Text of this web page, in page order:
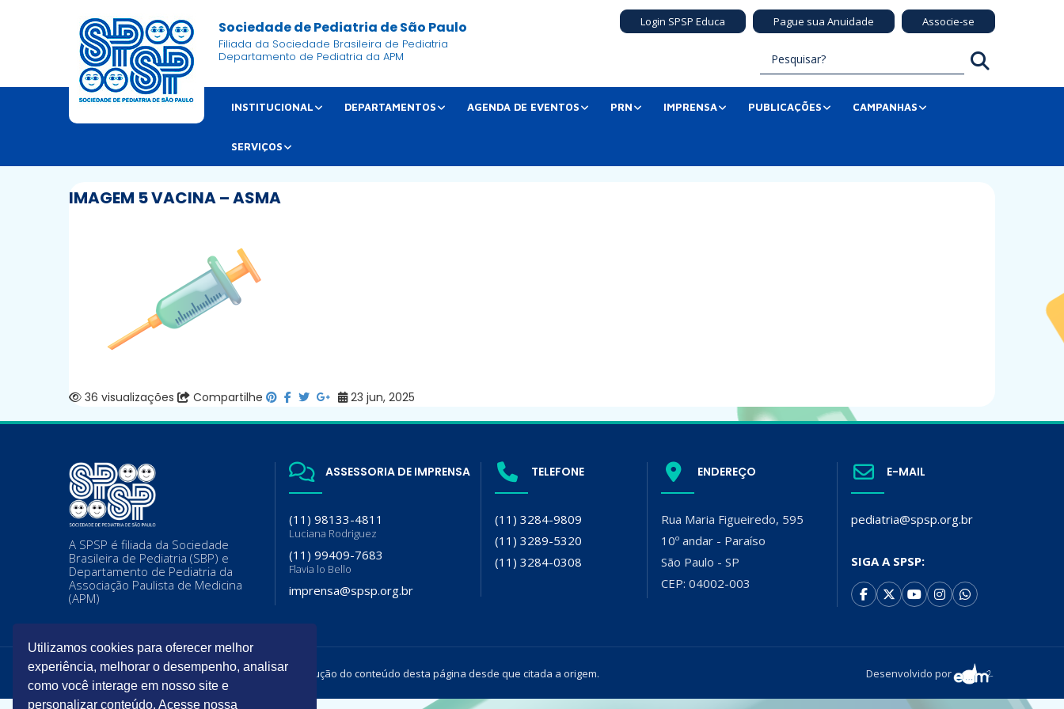
Sociedade de Pediatria de São Paulo
Filiada da Sociedade Brasileira de Pediatria
Departamento de Pediatria da APM
Login SPSP Educa Pague sua Anuidade Associe-se
INSTITUCIONAL DEPARTAMENTOS AGENDA DE EVENTOS PRN IMPRENSA PUBLICAÇÕES CAMPANHAS
SERVIÇOS
IMAGEM 5 VACINA – ASMA
36 visualizações Compartilhe 23 jun, 2025
A SPSP é filiada da Sociedade
Brasileira de Pediatria (SBP) e
Departamento de Pediatria da
Associação Paulista de Medicina
(APM)
ASSESSORIA DE IMPRENSA
(11) 98133-4811
Luciana Rodriguez
(11) 99409-7683
Flavia lo Bello
imprensa@spsp.org.br
TELEFONE
(11) 3284-9809
(11) 3289-5320
(11) 3284-0308
ENDEREÇO
Rua Maria Figueiredo, 595
10º andar - Paraíso
São Paulo - SP
CEP: 04002-003
E-MAIL
pediatria@spsp.org.br
SIGA A SPSP:
Todos os direitos reservados. É permitida a reprodução do conteúdo desta página desde que citada a origem. Desenvolvido por
Utilizamos cookies para oferecer melhor
experiência, melhorar o desempenho, analisar
como você interage em nosso site e
personalizar conteúdo. Acesse nossa